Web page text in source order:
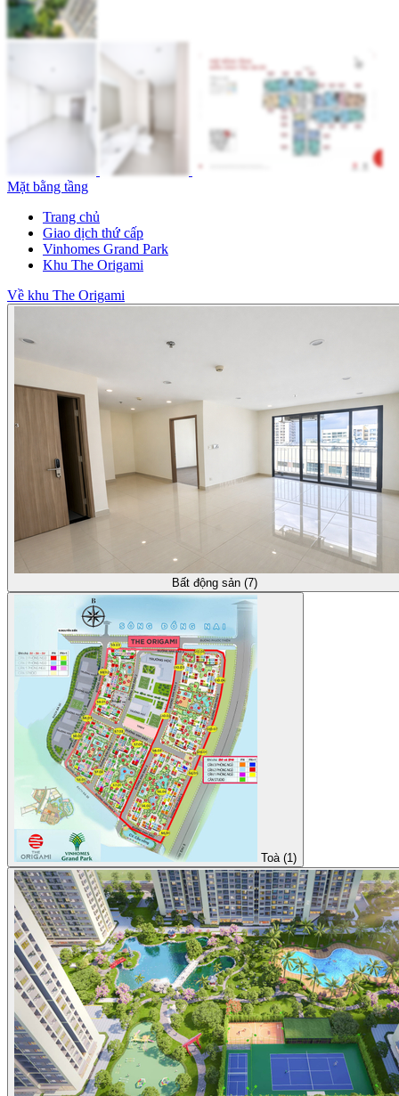
Mặt bằng tầng
Trang chủ
Giao dịch thứ cấp
Vinhomes Grand Park
Khu The Origami
Về khu The Origami
Bất động sản (7)
Toà (1)